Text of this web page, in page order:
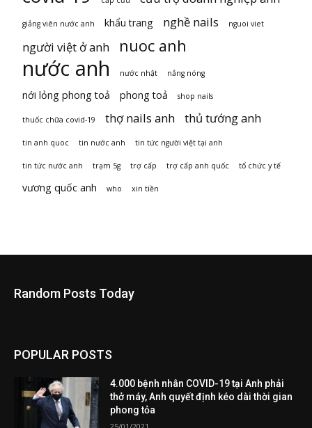
giảng viên nước anh khẩu trang nghề nails nguoi viet
người việt ở anh nuoc anh
nước anh nước nhật nắng nóng
nới lỏng phong toả phong toả shop nails
thuốc chữa covid-19 thợ nails anh thủ tướng anh
tin anh quoc tin nước anh tin tức người việt tại anh
tin tức nước anh trạm 5g trợ cấp trợ cấp anh quốc tổ chức y tế
vương quốc anh who xin tiền
Random Posts Today
POPULAR POSTS
4.000 bệnh nhân COVID-19 tại Anh phải
thở máy, Anh quyết định kéo dài thời gian
phong tỏa